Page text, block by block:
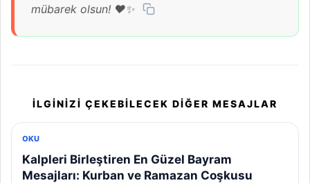
mübarek olsun! ❤️✨
İLGINIZI ÇEKEBILECEK DIĞER MESAJLAR
OKU
Kalpleri Birleştiren En Güzel Bayram
Mesajları: Kurban ve Ramazan Coşkusu